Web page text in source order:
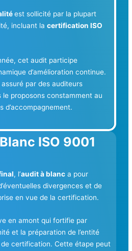
est sollicité par la plupart
incluant lacertification ISO
cet audit participe
d’amélioration continue.
assuré par des auditeurs
le proposons constamment au
d’accompagnement.
ISO 9001
, l’audit à blanc a pour
divergences et de
en vue de la certification.
en amont qui fortifie par
et la préparation de l’entité
certification. Cette étape peut